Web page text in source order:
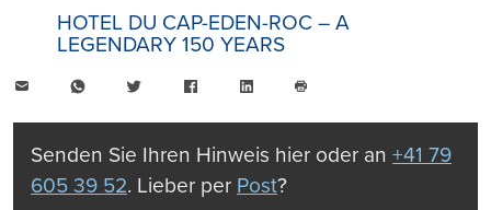
HOTEL DU CAP-EDEN-ROC – A
LEGENDARY 150 YEARS
WhatsAppTwitter FacebookLinkedIn
drucken
Senden Sie Ihren Hinweis hier oder an +41 79
605 39 52. Lieber per Post?